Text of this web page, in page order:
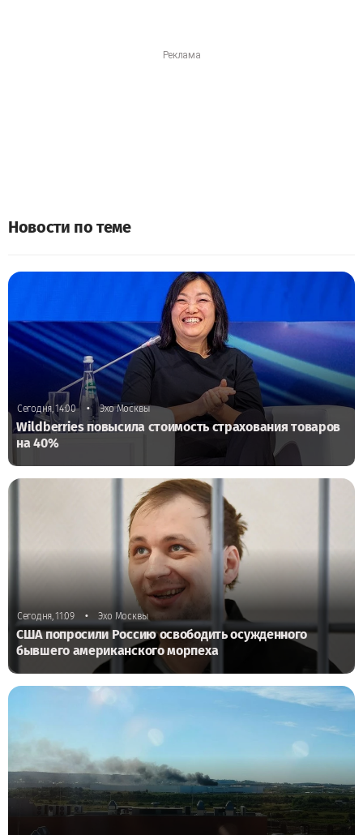
Новости по теме
Сегодня, 14:00 • Эхо Москвы
Wildberries повысила стоимость страхования товаров
на 40%
Сегодня, 11:09 • Эхо Москвы
США попросили Россию освободить осужденного
бывшего американского морпеха